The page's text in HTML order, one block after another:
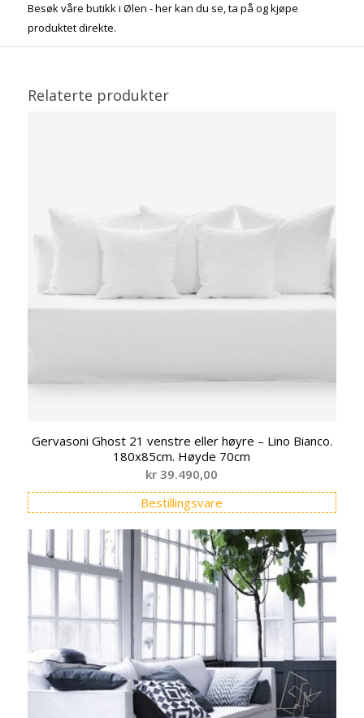
Besøk våre butikk i Ølen - her kan du se, ta på og kjøpe
produktet direkte.
Relaterte produkter
Gervasoni Ghost 21 venstre eller høyre – Lino Bianco.
180x85cm. Høyde 70cm
kr 39.490,00
Bestillingsvare